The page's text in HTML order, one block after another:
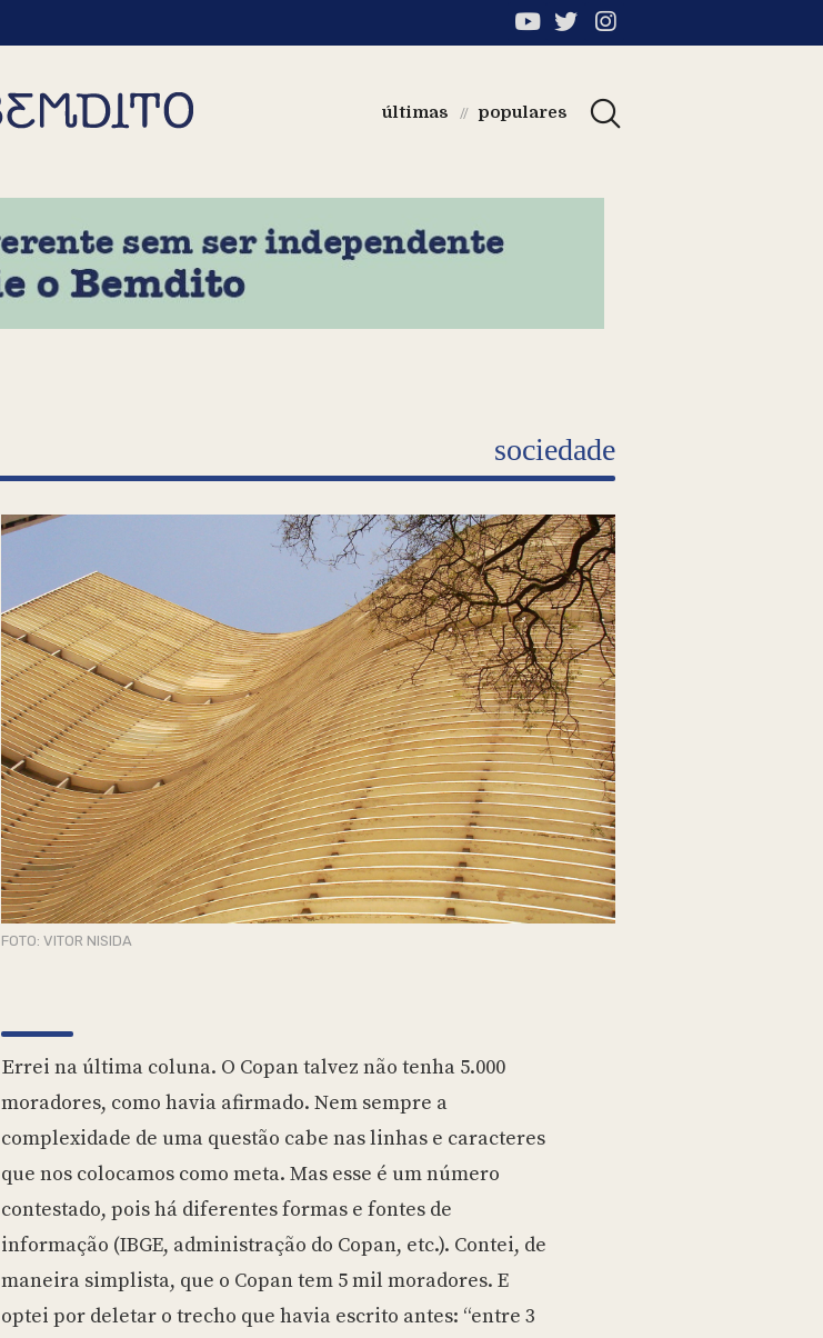
últimas // populares
sociedade
FOTO: VITOR NISIDA
Errei na última coluna. O Copan talvez não tenha 5.000
moradores, como havia afirmado. Nem sempre a
complexidade de uma questão cabe nas linhas e caracteres
que nos colocamos como meta. Mas esse é um número
contestado, pois há diferentes formas e fontes de
informação (IBGE, administração do Copan, etc.). Contei, de
maneira simplista, que o Copan tem 5 mil moradores. E
optei por deletar o trecho que havia escrito antes: “entre 3